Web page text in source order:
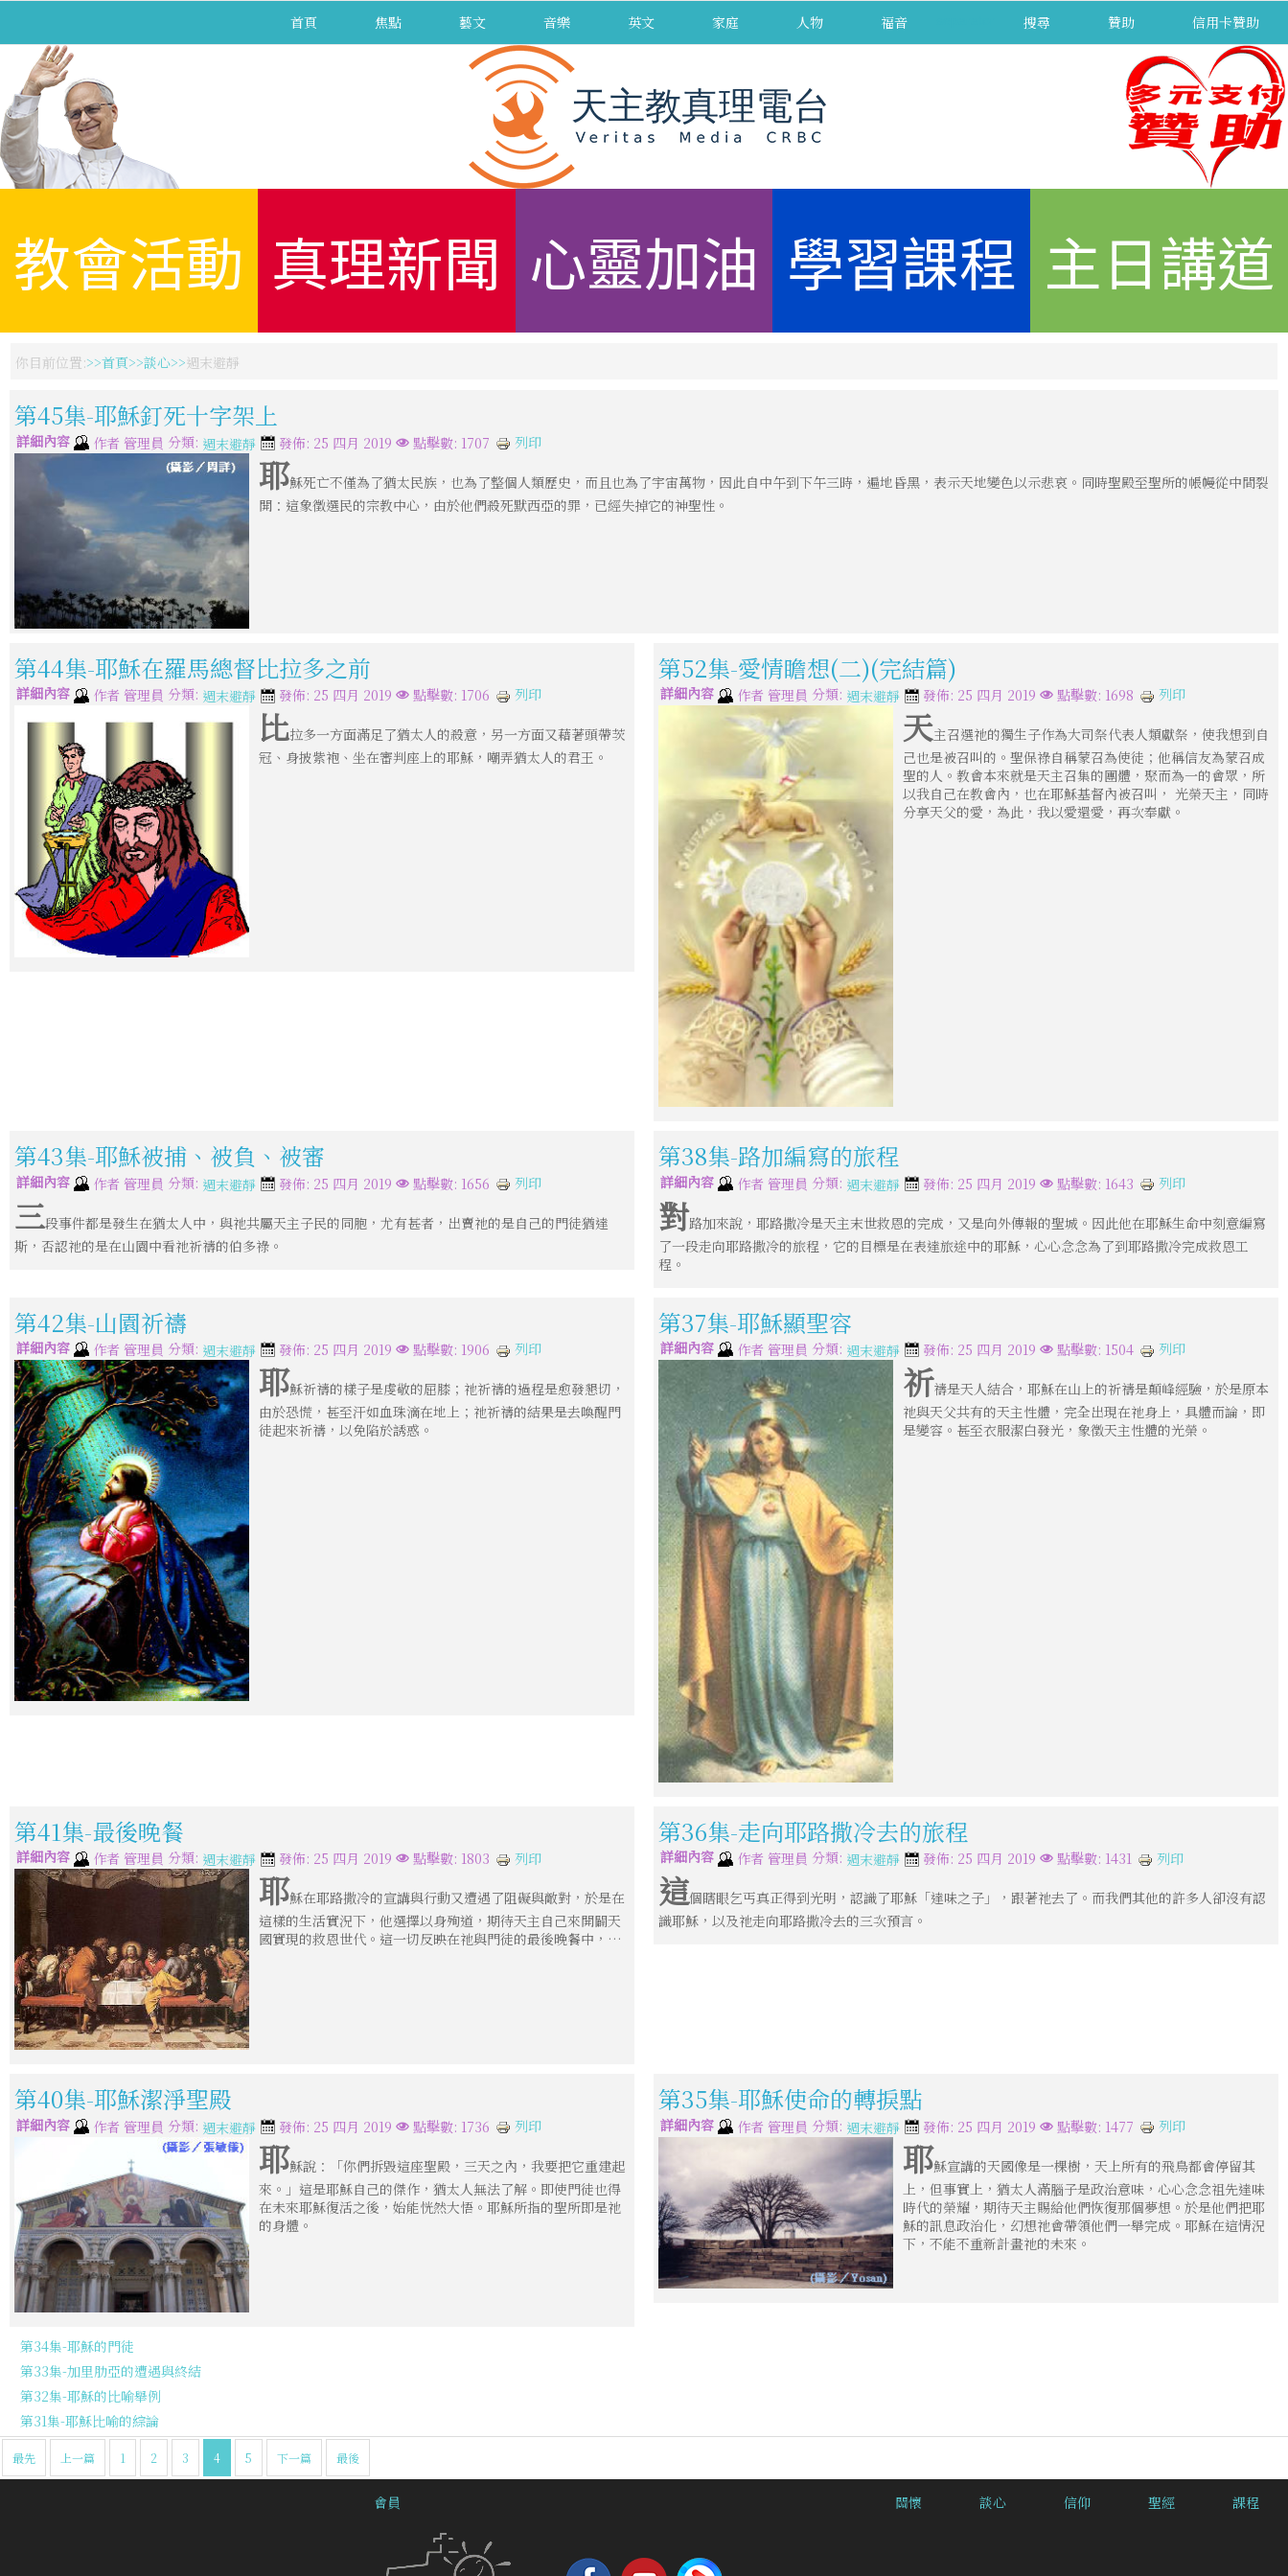
首頁 焦點 藝文 音樂 英文 家庭 人物 福音 搜尋 贊助 信用卡贊助
教會活動 真理新聞 心靈加油 學習課程 主日講道
你目前位置: 首頁 談心 週末避靜
第45集-耶穌釘死十字架上
詳細內容 作者 管理員 分類: 週末避靜 發佈: 25 四月 2019 點擊數: 1707 列印
耶穌死亡不僅為了猶太民族，也為了整個人類歷史，而且也為了宇宙萬物，因此自中午到下午三時，遍地昏黑，表示天地變色以示悲哀。同時聖殿至聖所的帳幔從中間裂
開：這象徵選民的宗教中心，由於他們殺死默西亞的罪，已經失掉它的神聖性。
第44集-耶穌在羅馬總督比拉多之前
詳細內容 作者 管理員 分類: 週末避靜 發佈: 25 四月 2019 點擊數: 1706 列印
比拉多一方面滿足了猶太人的殺意，另一方面又藉著頭帶茨
冠、身披紫袍、坐在審判座上的耶穌，嘲弄猶太人的君王。
第52集-愛情瞻想(二)(完結篇)
詳細內容 作者 管理員 分類: 週末避靜 發佈: 25 四月 2019 點擊數: 1698 列印
天主召選祂的獨生子作為大司祭代表人類獻祭，使我想到自
己也是被召叫的。聖保祿自稱蒙召為使徒；他稱信友為蒙召成
聖的人。教會本來就是天主召集的團體，聚而為一的會眾，所
以我自己在教會內，也在耶穌基督內被召叫， 光榮天主，同時
分享天父的愛，為此，我以愛還愛，再次奉獻。
第43集-耶穌被捕、被負、被審
詳細內容 作者 管理員 分類: 週末避靜 發佈: 25 四月 2019 點擊數: 1656 列印
三段事件都是發生在猶太人中，與祂共屬天主子民的同胞，尤有甚者，出賣祂的是自己的門徒猶達
斯，否認祂的是在山園中看祂祈禱的伯多祿。
第38集-路加編寫的旅程
詳細內容 作者 管理員 分類: 週末避靜 發佈: 25 四月 2019 點擊數: 1643 列印
對路加來說，耶路撒冷是天主末世救恩的完成，又是向外傳報的聖城。因此他在耶穌生命中刻意編寫
了一段走向耶路撒冷的旅程，它的目標是在表達旅途中的耶穌，心心念念為了到耶路撒冷完成救恩工
程。
第42集-山園祈禱
詳細內容 作者 管理員 分類: 週末避靜 發佈: 25 四月 2019 點擊數: 1906 列印
耶穌祈禱的樣子是虔敬的屈膝；祂祈禱的過程是愈發懇切，
由於恐慌，甚至汗如血珠滴在地上；祂祈禱的結果是去喚醒門
徒起來祈禱，以免陷於誘惑。
第37集-耶穌顯聖容
詳細內容 作者 管理員 分類: 週末避靜 發佈: 25 四月 2019 點擊數: 1504 列印
祈禱是天人結合，耶穌在山上的祈禱是顛峰經驗，於是原本
祂與天父共有的天主性體，完全出現在祂身上，具體而論，即
是變容。甚至衣服潔白發光，象徵天主性體的光榮。
第41集-最後晚餐
詳細內容 作者 管理員 分類: 週末避靜 發佈: 25 四月 2019 點擊數: 1803 列印
耶穌在耶路撒冷的宣講與行動又遭遇了阻礙與敵對，於是在
這樣的生活實況下，他選擇以身殉道，期待天主自己來開闢天
國實現的救恩世代。這一切反映在祂與門徒的最後晚餐中，…
第36集-走向耶路撒冷去的旅程
詳細內容 作者 管理員 分類: 週末避靜 發佈: 25 四月 2019 點擊數: 1431 列印
這個瞎眼乞丐真正得到光明，認識了耶穌「達味之子」，跟著祂去了。而我們其他的許多人卻沒有認
識耶穌，以及祂走向耶路撒冷去的三次預言。
第40集-耶穌潔淨聖殿
詳細內容 作者 管理員 分類: 週末避靜 發佈: 25 四月 2019 點擊數: 1736 列印
耶穌說：「你們拆毀這座聖殿，三天之內，我要把它重建起
來。」這是耶穌自己的傑作，猶太人無法了解。即使門徒也得
在未來耶穌復活之後，始能恍然大悟。耶穌所指的聖所即是祂
的身體。
第35集-耶穌使命的轉捩點
詳細內容 作者 管理員 分類: 週末避靜 發佈: 25 四月 2019 點擊數: 1477 列印
耶穌宣講的天國像是一棵樹，天上所有的飛鳥都會停留其
上，但事實上，猶太人滿腦子是政治意味，心心念念祖先達味
時代的榮耀，期待天主賜給他們恢復那個夢想。於是他們把耶
穌的訊息政治化，幻想祂會帶領他們一舉完成。耶穌在這情況
下，不能不重新計畫祂的未來。
第34集-耶穌的門徒
第33集-加里肋亞的遭遇與終結
第32集-耶穌的比喻舉例
第31集-耶穌比喻的綜論
最先 上一篇 1 2 3 4 5 下一篇 最後
會員 關懷 談心 信仰 聖經 課程